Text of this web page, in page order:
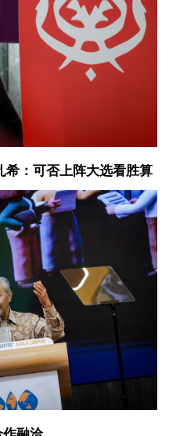
希：可否上阵大选看胜算